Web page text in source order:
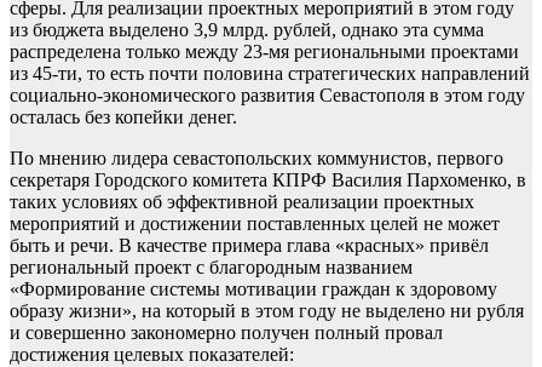
сферы. Для реализации проектных мероприятий в этом году
из бюджета выделено 3,9 млрд. рублей, однако эта сумма
распределена только между 23-мя региональными проектами
из 45-ти, то есть почти половина стратегических направлений
социально-экономического развития Севастополя в этом году
осталась без копейки денег.
По мнению лидера севастопольских коммунистов, первого
секретаря Городского комитета КПРФ Василия Пархоменко, в
таких условиях об эффективной реализации проектных
мероприятий и достижении поставленных целей не может
быть и речи. В качестве примера глава «красных» привёл
региональный проект с благородным названием
«Формирование системы мотивации граждан к здоровому
образу жизни», на который в этом году не выделено ни рубля
и совершенно закономерно получен полный провал
достижения целевых показателей: